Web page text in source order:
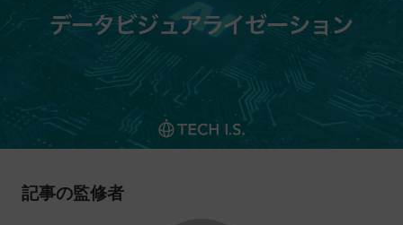
記事の監修者